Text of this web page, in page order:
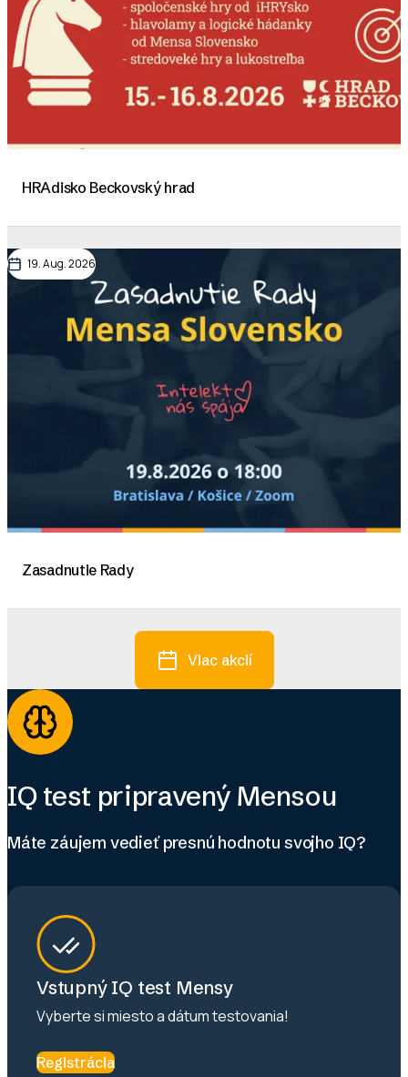
HRAdisko Beckovský hrad
19. Aug. 2026
Zasadnutie Rady
Viac akcií
IQ test pripravený Mensou
Máte záujem vedieť presnú hodnotu svojho IQ?
Vstupný IQ test Mensy
Vyberte si miesto a dátum testovania!
Registrácia